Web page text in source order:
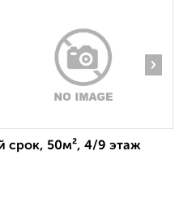
›
срок, 50м², 4/9 этаж